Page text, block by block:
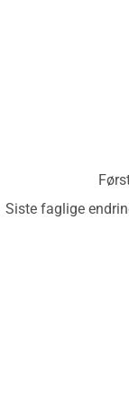
Siste faglige